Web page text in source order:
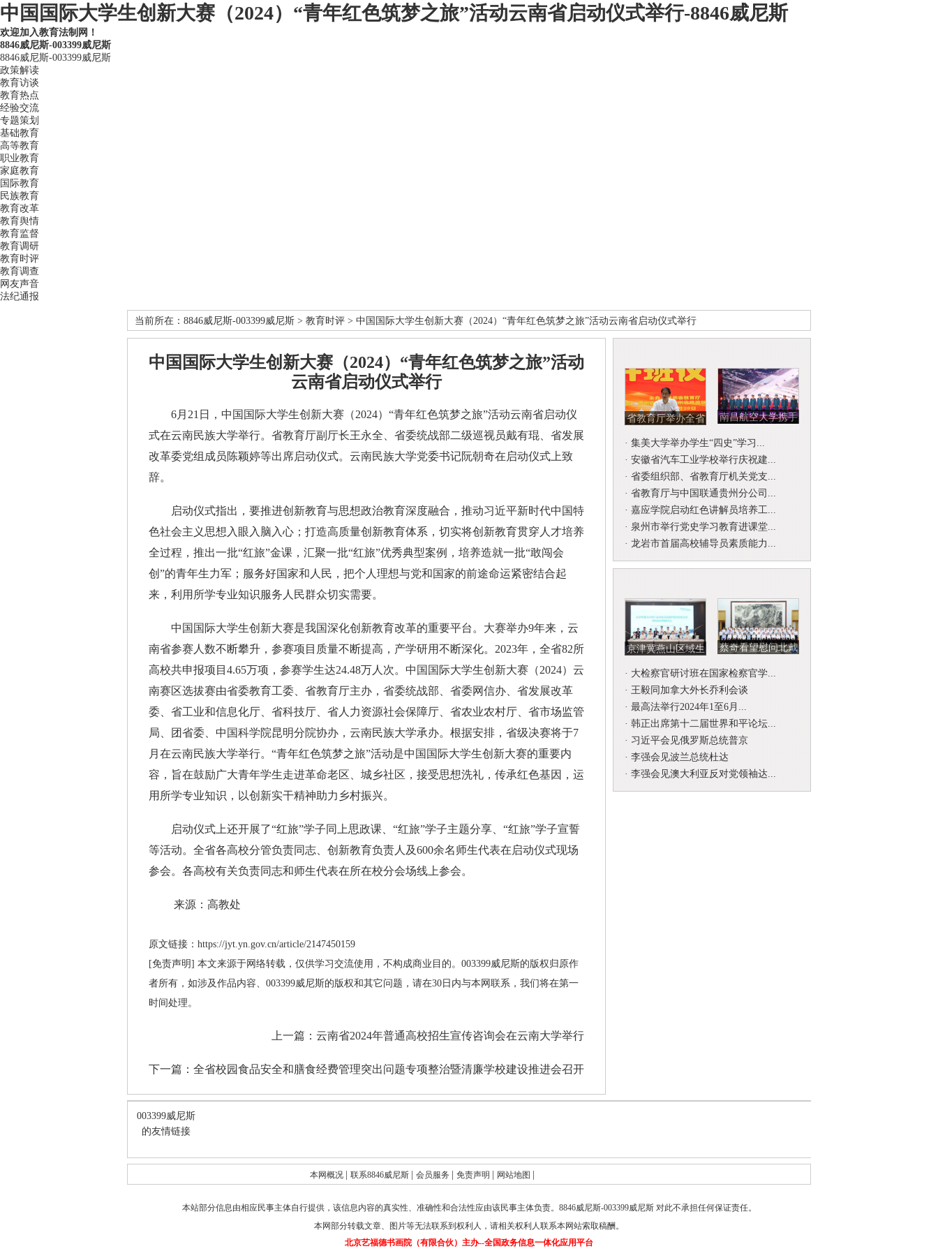
中国国际大学生创新大赛（2024）“青年红色筑梦之旅”活动云南省启动仪式举行-8846威尼斯
欢迎加入教育法制网！
8846威尼斯-003399威尼斯
8846威尼斯-003399威尼斯
政策解读
教育访谈
教育热点
经验交流
专题策划
基础教育
高等教育
职业教育
家庭教育
国际教育
民族教育
教育改革
教育舆情
教育监督
教育调研
教育时评
教育调查
网友声音
法纪通报
当前所在： 8846威尼斯-003399威尼斯 > 教育时评 > 中国国际大学生创新大赛（2024）“青年红色筑梦之旅”活动云南省启动仪式举行
中国国际大学生创新大赛（2024）“青年红色筑梦之旅”活动
云南省启动仪式举行
6月21日，中国国际大学生创新大赛（2024）“青年红色筑梦之旅”活动云南省启动仪
式在云南民族大学举行。省教育厅副厅长王永全、省委统战部二级巡视员戴有琨、省发展
改革委党组成员陈颖婷等出席启动仪式。云南民族大学党委书记阮朝奇在启动仪式上致
辞。
启动仪式指出，要推进创新教育与思想政治教育深度融合，推动习近平新时代中国特
色社会主义思想入眼入脑入心；打造高质量创新教育体系，切实将创新教育贯穿人才培养
全过程，推出一批“红旅”金课，汇聚一批“红旅”优秀典型案例，培养造就一批“敢闯会
创”的青年生力军；服务好国家和人民，把个人理想与党和国家的前途命运紧密结合起
来，利用所学专业知识服务人民群众切实需要。
中国国际大学生创新大赛是我国深化创新教育改革的重要平台。大赛举办9年来，云
南省参赛人数不断攀升，参赛项目质量不断提高，产学研用不断深化。2023年，全省82所
高校共申报项目4.65万项，参赛学生达24.48万人次。中国国际大学生创新大赛（2024）云
南赛区选拔赛由省委教育工委、省教育厅主办，省委统战部、省委网信办、省发展改革
委、省工业和信息化厅、省科技厅、省人力资源社会保障厅、省农业农村厅、省市场监管
局、团省委、中国科学院昆明分院协办，云南民族大学承办。根据安排，省级决赛将于7
月在云南民族大学举行。“青年红色筑梦之旅”活动是中国国际大学生创新大赛的重要内
容，旨在鼓励广大青年学生走进革命老区、城乡社区，接受思想洗礼，传承红色基因，运
用所学专业知识，以创新实干精神助力乡村振兴。
启动仪式上还开展了“红旅”学子同上思政课、“红旅”学子主题分享、“红旅”学子宣誓
等活动。全省各高校分管负责同志、创新教育负责人及600余名师生代表在启动仪式现场
参会。各高校有关负责同志和师生代表在所在校分会场线上参会。
来源：高教处
原文链接：https://jyt.yn.gov.cn/article/2147450159
[免责声明] 本文来源于网络转载，仅供学习交流使用，不构成商业目的。003399威尼斯的版权归原作
者所有，如涉及作品内容、003399威尼斯的版权和其它问题，请在30日内与本网联系，我们将在第一
时间处理。
上一篇： 云南省2024年普通高校招生宣传咨询会在云南大学举行
下一篇： 全省校园食品安全和膳食经费管理突出问题专项整治暨清廉学校建设推进会召开
省教育厅举办全省
（园）长工作...
南昌航空大学携手
合唱团举...
· 集美大学举办学生“四史”学习...
· 安徽省汽车工业学校举行庆祝建...
· 省委组织部、省教育厅机关党支...
· 省教育厅与中国联通贵州分公司...
· 嘉应学院启动红色讲解员培养工...
· 泉州市举行党史学习教育进课堂...
· 龙岩市首届高校辅导员素质能力...
京津冀燕山区域生
作联席会...
蔡奇看望慰问北戴
· 大检察官研讨班在国家检察官学...
· 王毅同加拿大外长乔利会谈
· 最高法举行2024年1至6月...
· 韩正出席第十二届世界和平论坛...
· 习近平会见俄罗斯总统普京
· 李强会见波兰总统杜达
· 李强会见澳大利亚反对党领袖达...
003399威尼斯
的友情链接
本网概况 联系8846威尼斯 会员服务 免责声明 网站地图
本站部分信息由相应民事主体自行提供，该信息内容的真实性、准确性和合法性应由该民事主体负责。 8846威尼斯-003399威尼斯对此不承担任何保证责任。
本网部分转载文章、图片等无法联系到权利人，请相关权利人联系本网站索取稿酬。
北京艺福德书画院（有限合伙）主办--全国政务信息一体化应用平台